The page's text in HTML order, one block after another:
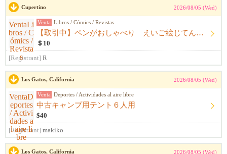
Cupertino 2026/08/05 (Wed)
Venta Libros / Cómics / Revistas
【取引中】ペンがおしゃべり えいご絵じてん セット
＄10
[Registrant] R
Los Gatos, California 2026/08/05 (Wed)
Venta Deportes / Actividades al aire libre
中古キャンプ用テント６人用
$40
[Registrant] makiko
Los Gatos, California 2026/08/05 (Wed)